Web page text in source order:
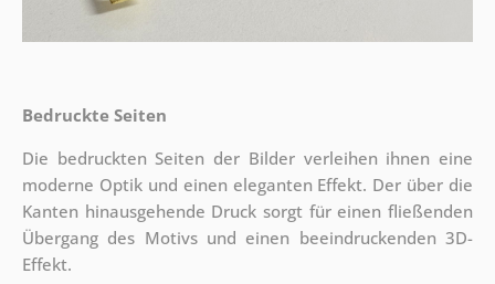
Bedruckte Seiten
Die bedruckten Seiten der Bilder verleihen ihnen eine
moderne Optik und einen eleganten Effekt. Der über die
Kanten hinausgehende Druck sorgt für einen fließenden
Übergang des Motivs und einen beeindruckenden 3D-
Effekt.